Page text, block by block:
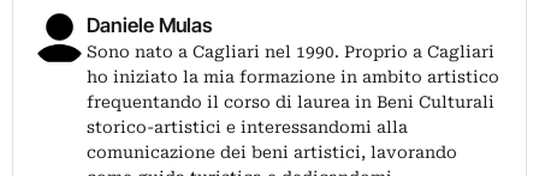
Daniele Mulas
Sono nato a Cagliari nel 1990. Proprio a Cagliari
ho iniziato la mia formazione in ambito artistico
frequentando il corso di laurea in Beni Culturali
storico-artistici e interessandomi alla
comunicazione dei beni artistici, lavorando